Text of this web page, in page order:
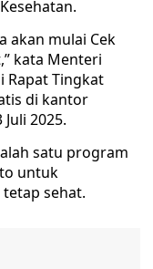
akan mulai Cek
kata Menteri
Rapat Tingkat
di kantor
2025.
satu program
untuk
sehat.